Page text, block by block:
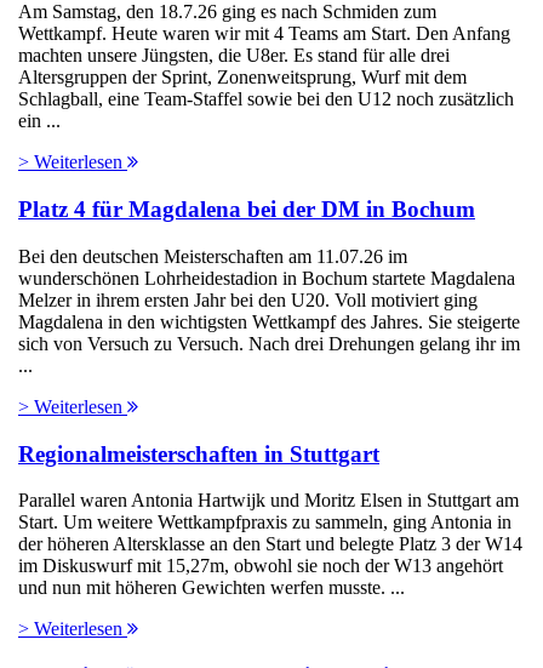
Am Samstag, den 18.7.26 ging es nach Schmiden zum
Wettkampf. Heute waren wir mit 4 Teams am Start. Den Anfang
machten unsere Jüngsten, die U8er. Es stand für alle drei
Altersgruppen der Sprint, Zonenweitsprung, Wurf mit dem
Schlagball, eine Team-Staffel sowie bei den U12 noch zusätzlich
ein ...
> Weiterlesen
Platz 4 für Magdalena bei der DM in Bochum
Bei den deutschen Meisterschaften am 11.07.26 im
wunderschönen Lohrheidestadion in Bochum startete Magdalena
Melzer in ihrem ersten Jahr bei den U20. Voll motiviert ging
Magdalena in den wichtigsten Wettkampf des Jahres. Sie steigerte
sich von Versuch zu Versuch. Nach drei Drehungen gelang ihr im
...
> Weiterlesen
Regionalmeisterschaften in Stuttgart
Parallel waren Antonia Hartwijk und Moritz Elsen in Stuttgart am
Start. Um weitere Wettkampfpraxis zu sammeln, ging Antonia in
der höheren Altersklasse an den Start und belegte Platz 3 der W14
im Diskuswurf mit 15,27m, obwohl sie noch der W13 angehört
und nun mit höheren Gewichten werfen musste. ...
> Weiterlesen